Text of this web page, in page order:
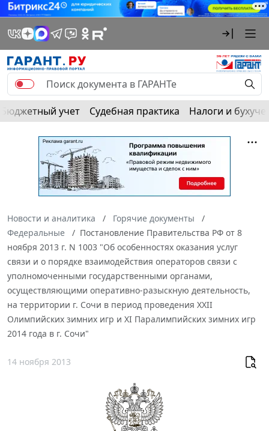
Бюджетный учет Судебная практика Налоги и
Новости и аналитика
Горячие документы
Федеральные
Постановление Правительства РФ от 8
ноября 2013 г. N 1003 "Об особенностях оказания услуг
связи и о порядке взаимодействия операторов связи с
уполномоченными государственными органами,
осуществляющими оперативно-разыскную деятельность,
на территории г. Сочи в период проведения XXII
Олимпийских зимних игр и XI Паралимпийских зимних игр
2014 года в г. Сочи"
14 ноября 2013